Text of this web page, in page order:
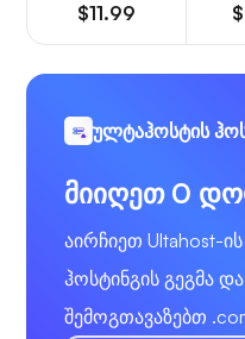
$11.99
ულტაჰოსტის
მიიღეთ 0
აირჩიეთ Ultahost-
ჰოსტინგის გეგმა
შემოგთავაზებთ